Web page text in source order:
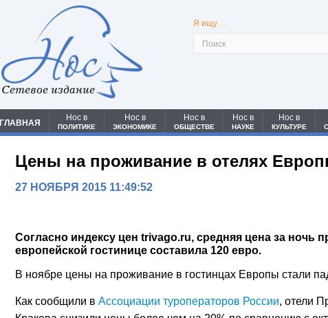
Сетевое издание
Я ищу ...
ГЛАВНАЯ
Нос в
ПОЛИТИКЕ
Нос в
ЭКОНОМИКЕ
Нос в
ОБЩЕСТВЕ
Нос в
НАУКЕ
Нос в
КУЛЬТУРЕ
Цены на проживание в отелях
27 НОЯБРЯ 2015 11:49:52
Согласно индексу цен trivago.ru, средняя цена за ночь
европейской гостинице составила 120 евро.
В ноябре цены на проживание в гостинцах Европы стали
Как сообщили вАссоциации туроператоров России, отели